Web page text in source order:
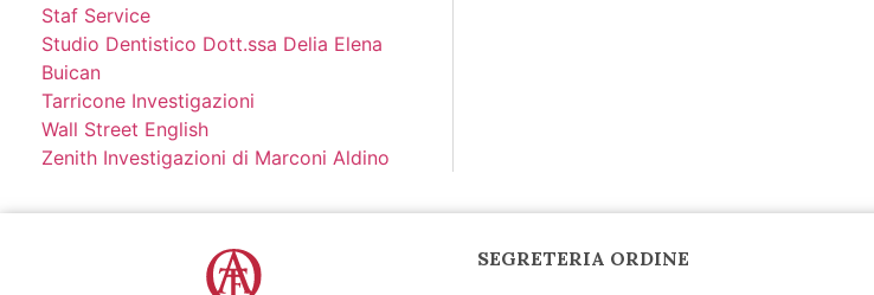
Staf Service
Studio Dentistico Dott.ssa Delia Elena
Buican
Tarricone Investigazioni
Wall Street English
Zenith Investigazioni di Marconi Aldino
SEGRETERIA ORDINE